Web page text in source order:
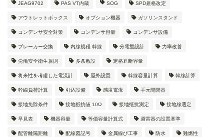
JEAG9702 PAS VT内蔵 SOG SPD規格改定
アウトレットボックス オプション機器 ガソリンスタンド
コンデンサ安全対策 コンデンサ容量 コンデンサ設備
ブレーカー交換 内線規程 幹線 分電盤設計 力率改善
労働安全衛生規則 多条敷設 定格遮断容量
将来性を考慮した電流計 屋外設置 幹線容量計算 幹線計算
幹線負荷計算 引込設備 感度電流 手元開閉器
接地免除条件 接地抵抗値 10Ω 接地抵抗測定 接地線選定
早見表 機器容量 等価容量計算式 避雷器の設置基準
配管離隔距離 配線図記号 金属線ぴ工事 防水 難燃性